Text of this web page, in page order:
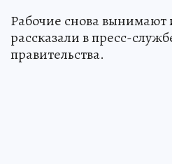
Рабочие снова вынимают
рассказали в пресс-
правительства.